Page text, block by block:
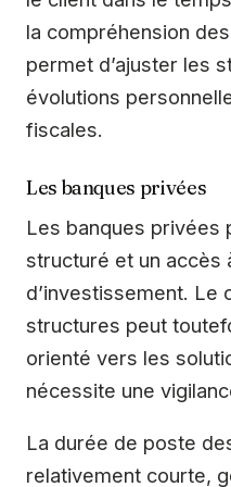
la compréhension
permet d’ajuster les
évolutions
fiscales.
Les banques privées
Les banques privées
structuré et un accès
d’investissement. Le
structures peut
orienté vers les
nécessite une
La durée de poste
relativement courte,